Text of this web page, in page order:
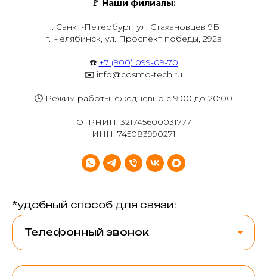
🚩 Наши филиалы:
г. Санкт-Петербург, ул. Стахановцев 9Б
г. Челябинск, ул. Проспект победы, 292а
☎️ +7 (900) 099-09-70
✉️ info@cosmo-tech.ru
🕓 Режим работы: ежедневно с 9:00 до 20:00
ОГРНИП: 321745600031777
ИНН: 745083990271
*удобный способ для связи: